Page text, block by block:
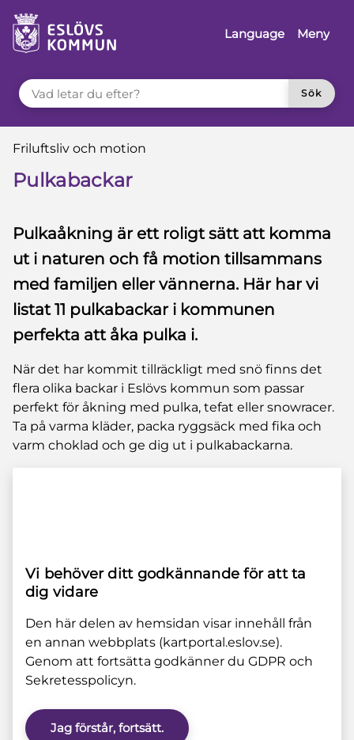
till innehåll
till sidomeny
Language
Meny
VAD LETAR DU EFTER?
Sök
Du är här:
Friluftsliv och motion
Pulkabackar
Pulkaåkning är ett roligt sätt att komma
ut i naturen och få motion tillsammans
med familjen eller vännerna. Här har vi
listat 11 pulkabackar i kommunen
perfekta att åka pulka i.
När det har kommit tillräckligt med snö finns det
flera olika backar i Eslövs kommun som passar
perfekt för åkning med pulka, tefat eller snowracer.
Ta på varma kläder, packa ryggsäck med fika och
varm choklad och ge dig ut i pulkabackarna.
Vi behöver ditt godkännande för att ta
dig vidare
Den här delen av hemsidan visar innehåll från
en annan webbplats (kartportal.eslov.se).
Genom att fortsätta godkänner du GDPR och
Sekretesspolicyn.
Jag förstår, fortsätt.